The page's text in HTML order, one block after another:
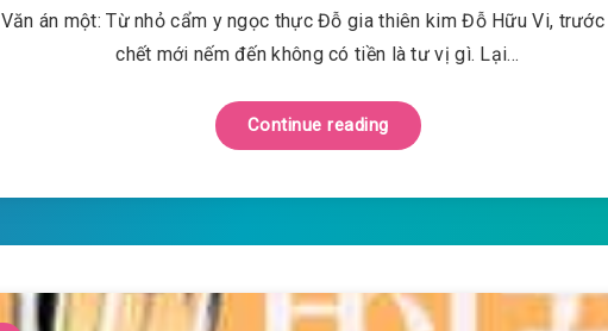
Văn án một: Từ nhỏ cẩm y ngọc thực Đỗ gia thiên kim Đỗ Hữu Vi,
chết mới nếm đến không có tiền là tư vị gì. Lại…
Continue reading